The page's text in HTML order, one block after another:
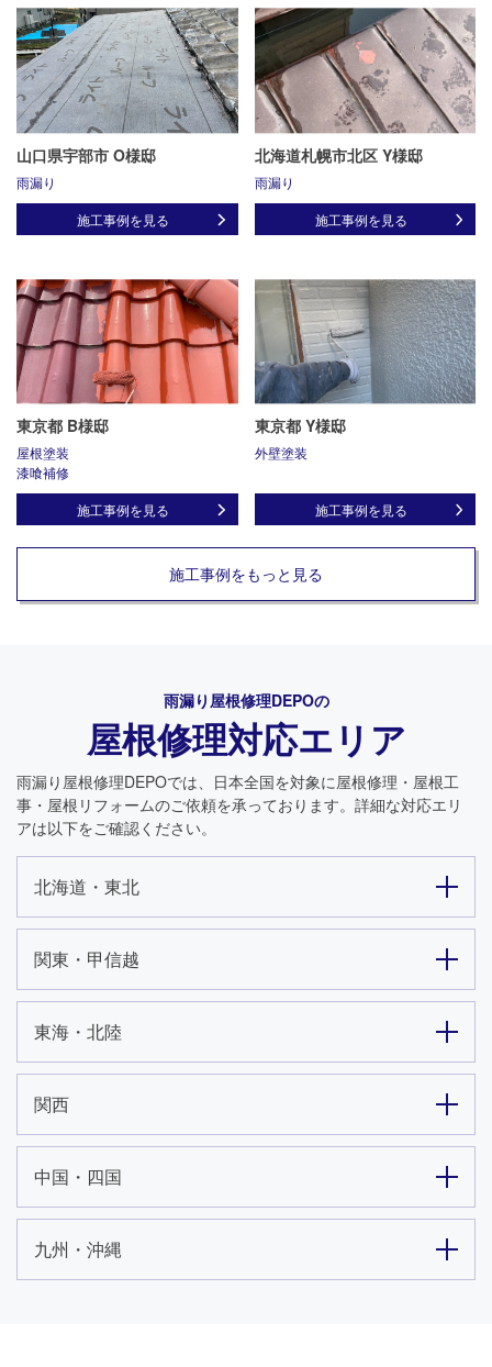
山口県宇部市 O様邸
雨漏り
施工事例を見る
北海道札幌市北区 Y様邸
雨漏り
施工事例を見る
東京都 B様邸
屋根塗装
漆喰補修
施工事例を見る
東京都 Y様邸
外壁塗装
施工事例を見る
施工事例をもっと見る
雨漏り屋根修理DEPOの
屋根修理対応エリア
雨漏り屋根修理DEPOでは、日本全国を対象に屋根修理・屋根工
事・屋根リフォームのご依頼を承っております。詳細な対応エリ
アは以下をご確認ください。
北海道・東北
関東・甲信越
東海・北陸
関西
中国・四国
九州・沖縄